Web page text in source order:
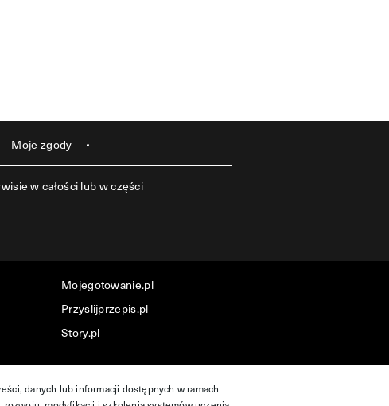
Moje zgody
w całości lub w części
Mojegotowanie.pl
Przyslijprzepis.pl
Story.pl
danych lub informacji dostępnych w ramach